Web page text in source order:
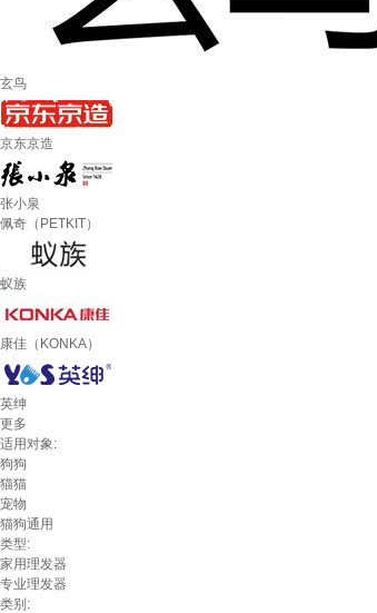
玄鸟
京东京造
张小泉
佩奇（PETKIT）
蚁族
康佳（KONKA）
英绅
更多
适用对象:
狗狗
猫猫
宠物
猫狗通用
类型:
家用理发器
专业理发器
类别: